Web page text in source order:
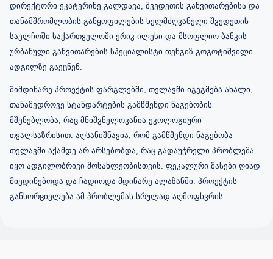
დირექტორი ეკატერინე გალდავა, შვედეთის განვითარებისა და
თანამშრომლობის განყოფილების ხელმძღვანელი შვედეთის
საელჩოში საქართველოში ერიკ ილესი და მსოფლიო ბანკის
ურბანული განვითარების სპეციალისტი თენგიზ გოგოტიშვილი
ადგილზე გაეცნენ.
მიმდინარე პროექტის ფარგლებში, თელავში იგეგმება ახალი,
თანამედროვე სტანდარტების გამწმენდი ნაგებობის
მშენებლობა, რაც მნიშვნელოვანია ეკოლოგიური
თვალსაზრისით. აღსანიშნავია, რომ გამწმენდი ნაგებობა
თელავში აქამდე არ არსებობდა, რაც გადაუჭრელი პრობლემა
იყო ადგილობრივი მოსახლეობისთვის. ფეკალური მასები ღიად
მიედინებოდა და ჩადიოდა მდინარე ალაზანში. პროექტის
განხორციელება ამ პრობლემას სრულად აღმოფხვრის.